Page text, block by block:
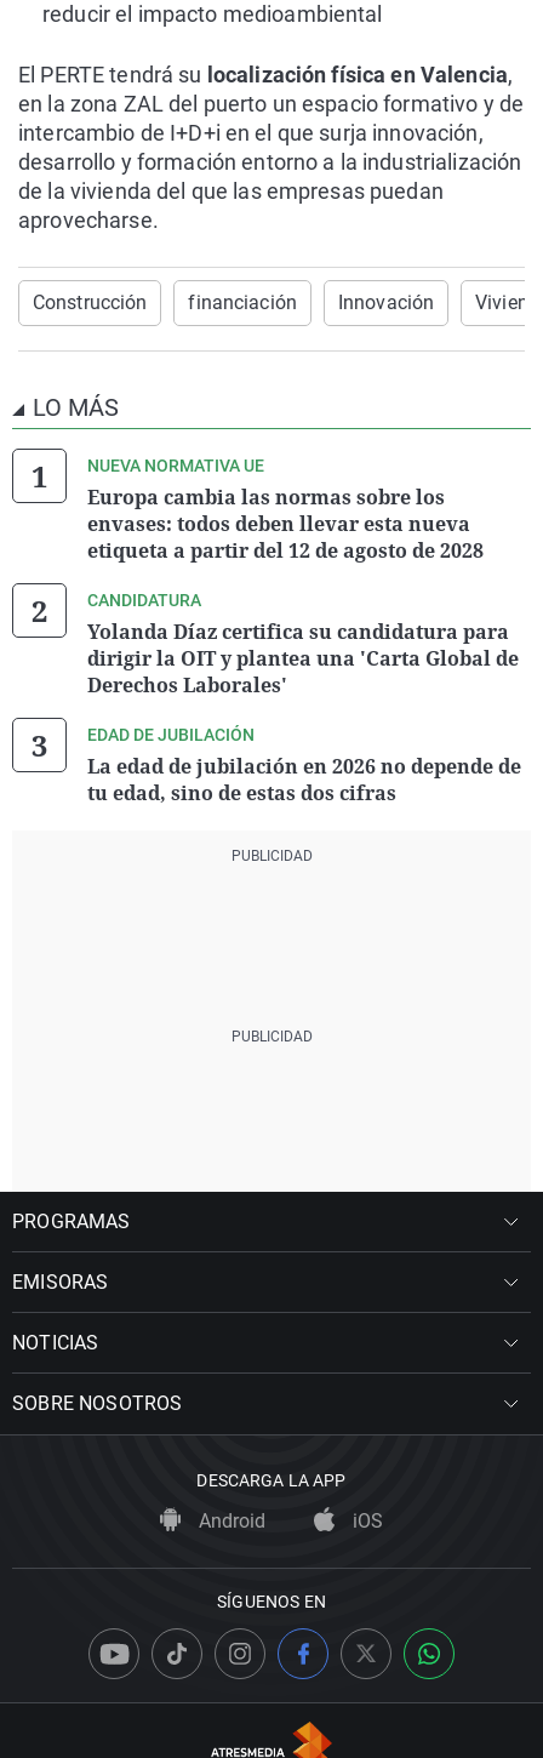
reducir el impacto medioambiental
El PERTE tendrá su localización física en Valencia,
en la zona ZAL del puerto un espacio formativo y de
intercambio de I+D+i en el que surja innovación,
desarrollo y formación entorno a la industrialización
de la vivienda del que las empresas puedan
aprovecharse.
Construcción financiación Innovación
LO MÁS
NUEVA NORMATIVA UE
Europa cambia las normas sobre los
envases: todos deben llevar esta nueva
etiqueta a partir del 12 de agosto de 2028
CANDIDATURA
Yolanda Díaz certifica su candidatura para
dirigir la OIT y plantea una 'Carta Global de
Derechos Laborales'
EDAD DE JUBILACIÓN
La edad de jubilación en 2026 no depende de
tu edad, sino de estas dos cifras
PROGRAMAS
EMISORAS
NOTICIAS
SOBRE NOSOTROS
DESCARGA LA APP
Android iOS
SÍGUENOS EN